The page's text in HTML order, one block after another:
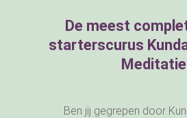
De meest
starterscurus
Meditatie
Ben jij gegrepen door